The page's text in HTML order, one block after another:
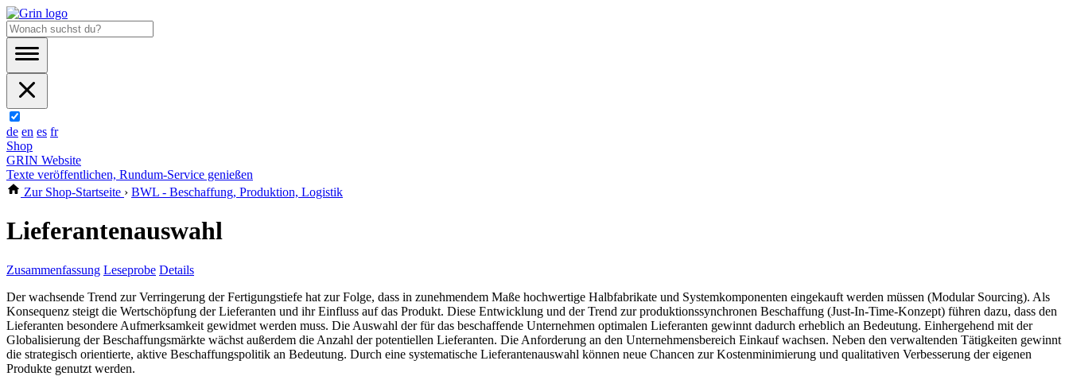
de en es fr
Shop
GRIN Website
Texte veröffentlichen, Rundum-Service genießen
Zur Shop-Startseite › BWL - Beschaffung, Produktion, Logistik
Lieferantenauswahl
Zusammenfassung Leseprobe Details
Der wachsende Trend zur Verringerung der Fertigungstiefe hat zur Folge, dass in zunehmendem Maße hochwertige Halbfabrikate und Systemkomponenten eingekauft werden müssen (Modular Sourcing). Als
Konsequenz steigt die Wertschöpfung der Lieferanten und ihr Einfluss auf das Produkt. Diese Entwicklung und der Trend zur produktionssynchronen Beschaffung (Just-In-Time-Konzept) führen dazu, dass den
Lieferanten besondere Aufmerksamkeit gewidmet werden muss. Die Auswahl der für das beschaffende Unternehmen optimalen Lieferanten gewinnt dadurch erheblich an Bedeutung. Einhergehend mit der
Globalisierung der Beschaffungsmärkte wächst außerdem die Anzahl der potentiellen Lieferanten. Die Anforderung an den Unternehmensbereich Einkauf wachsen. Neben den verwaltenden Tätigkeiten gewinnt
die strategisch orientierte, aktive Beschaffungspolitik an Bedeutung. Durch eine systematische Lieferantenauswahl können neue Chancen zur Kostenminimierung und qualitativen Verbesserung der eigenen
Produkte genutzt werden.